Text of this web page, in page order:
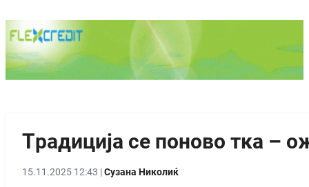
Tрадиција се поново тка –
15.11.2025 12:43 |Сузана Николиќ